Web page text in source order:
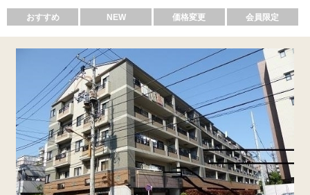
おすすめ NEW 価格変更 会員限定